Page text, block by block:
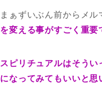
まぁずいぶん前からメル
を変える事がすごく重要
スピリチュアルはそう
になってみてもいいと思